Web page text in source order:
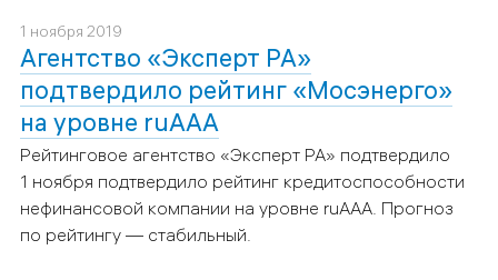
1 ноября 2019
Агентство «Эксперт РА»
подтвердило рейтинг «Мосэнерго»
на уровне ruAAА
Рейтинговое агентство «Эксперт РА» подтвердило
1 ноября подтвердило рейтинг кредитоспособности
нефинансовой компании на уровне ruAAА. Прогноз
по рейтингу — стабильный.